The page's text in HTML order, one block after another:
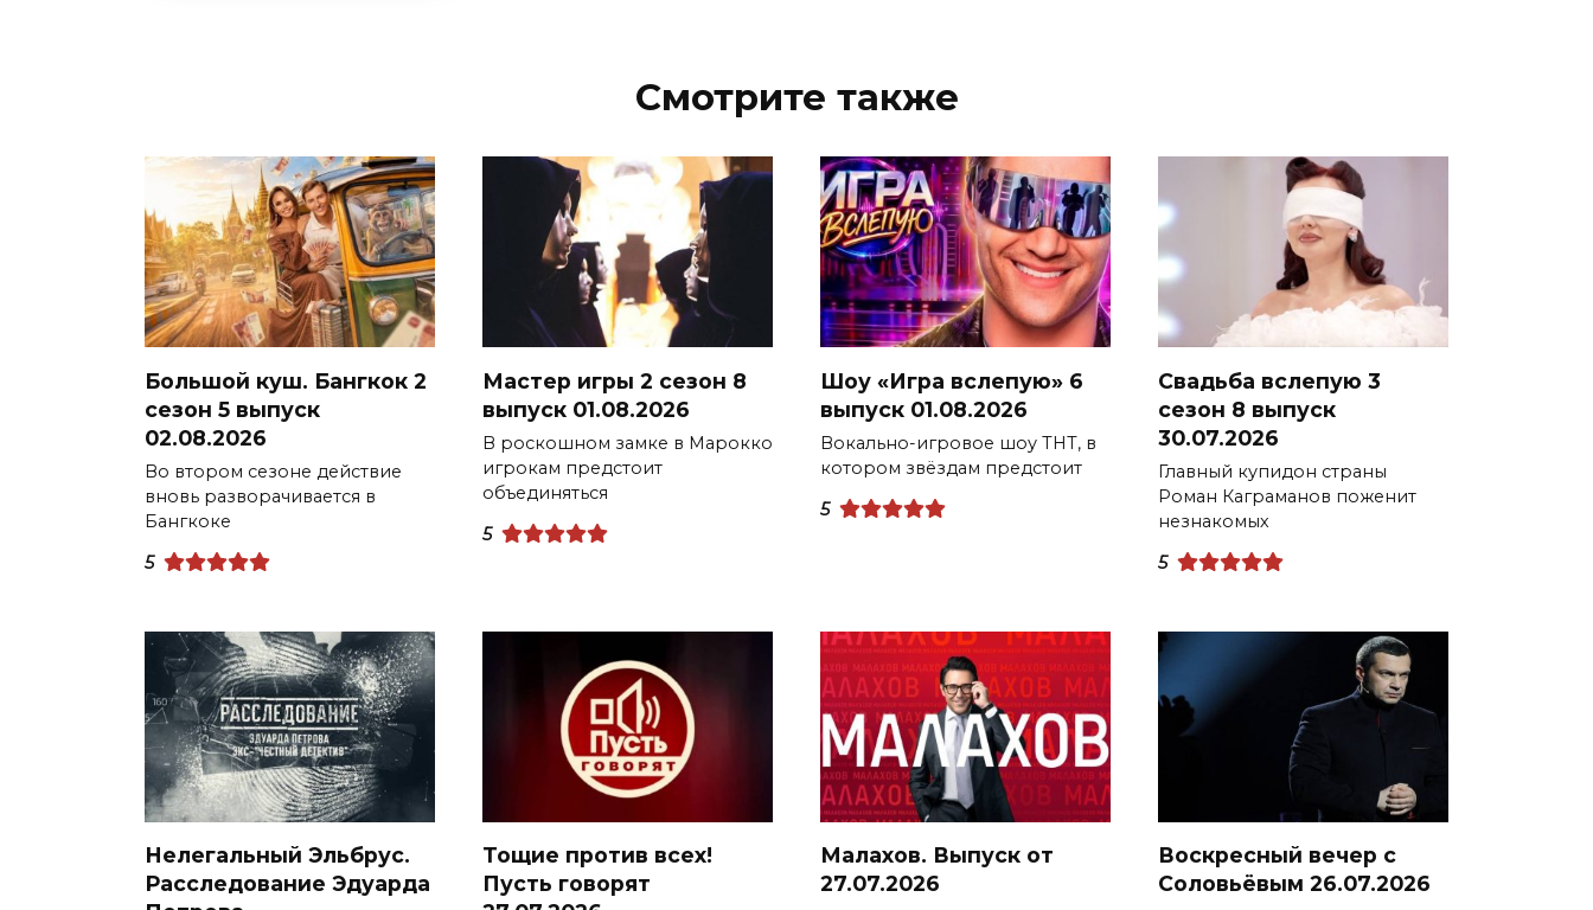
Смотрите также
Большой куш. Бангкок 2
сезон 5 выпуск
02.08.2026
Во втором сезоне действие
вновь разворачивается в
Бангкоке
5
Мастер игры 2 сезон 8
выпуск 01.08.2026
В роскошном замке в Марокко
игрокам предстоит
объединяться
5
Шоу «Игра вслепую» 6
выпуск 01.08.2026
Вокально-игровое шоу ТНТ, в
котором звёздам предстоит
5
Свадьба вслепую 3
сезон 8 выпуск
30.07.2026
Главный купидон страны
Роман Каграманов поженит
незнакомых
5
Нелегальный Эльбрус.
Расследование Эдуарда
Тощие против всех!
Пусть говорят
Малахов. Выпуск от
27.07.2026
Воскресный вечер с
Соловьёвым 26.07.2026